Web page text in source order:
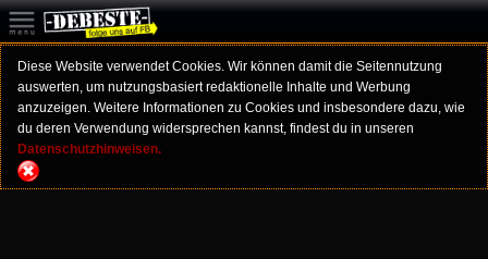
Diese Website verwendet Cookies. Wir können damit die Seitennutzung
auswerten, um nutzungsbasiert redaktionelle Inhalte und Werbung
anzuzeigen. Weitere Informationen zu Cookies und insbesondere dazu, wie
du deren Verwendung widersprechen kannst, findest du in unseren
Datenschutzhinweisen.